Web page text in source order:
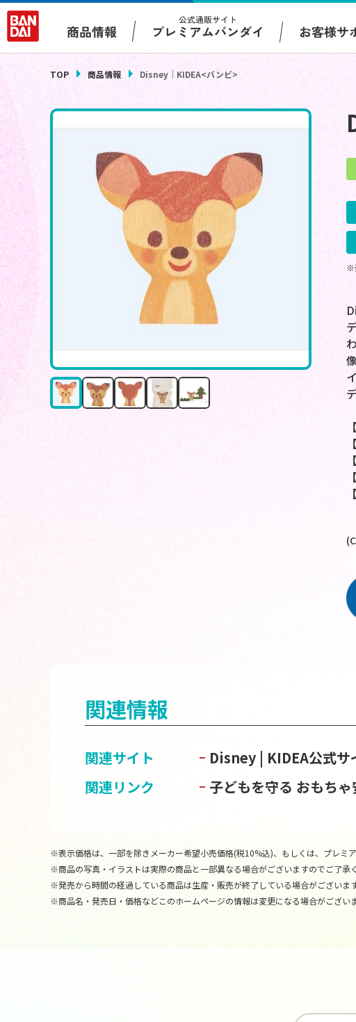
商品情報
公式通販サイト
プレミアムバンダイ お客様サ
TOP 商品情報 Disney｜KIDEA<バンビ>
※
関連情報
関連サイト
Disney | KIDEA公式サ
関連リンク
子どもを守る おもち
※表示価格は、一部を除きメーカー希望小売価格(税10%込)、もしくは、プレミ
※商品の写真・イラストは実際の商品と一部異なる場合がございますのでご了承く
※発売から時間の経過している商品は生産・販売が終了している場合がございま
※商品名・発売日・価格などこのホームページの情報は変更になる場合がござい